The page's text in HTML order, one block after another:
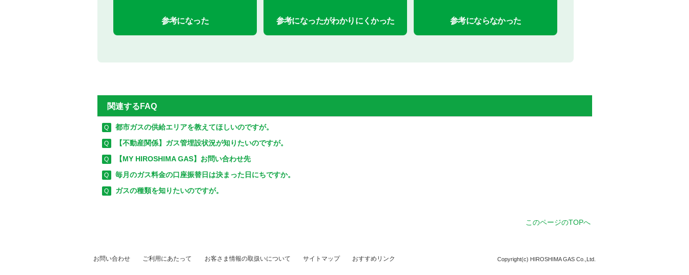
参考になった 参考になったがわかりにくかった 参考にならなかった
関連するFAQ
都市ガスの供給エリアを教えてほしいのですが。
【不動産関係】ガス管埋設状況が知りたいのですが。
【MY HIROSHIMA GAS】お問い合わせ先
毎月のガス料金の口座振替日は決まった日にちですか。
ガスの種類を知りたいのですが。
このページのTOPへ
お問い合わせ ご利用にあたって お客さま情報の取扱いについて サイトマップ おすすめリンク Copyright(c) HIROSHIMA GAS Co.,Ltd.